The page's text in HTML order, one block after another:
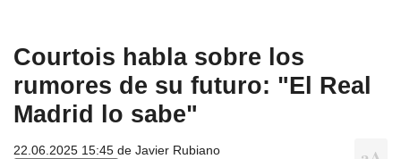
Courtois habla sobre los
rumores de su futuro: "El Real
Madrid lo sabe"
22.06.2025 15:45 de Javier Rubiano